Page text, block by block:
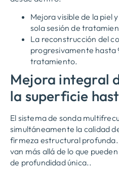
Mejora visible de la piel
sola sesión de
La reconstrucción del
progresivamente hasta
tratamiento.
Mejora integral
la superficie
El sistema de sonda
simultáneamente la calidad
firmeza estructural
van más allá de lo que
de profundidad única..